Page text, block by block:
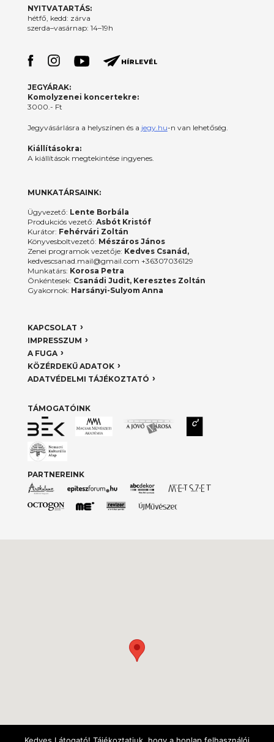
NYITVATARTÁS:
hétfő, kedd: zárva
szerda–vasárnap: 14–19h
JEGYÁRAK:
Komolyzenei koncertekre:
3000.- Ft
Jegyvásárlásra a helyszínen és a jegy.hu-n van lehetőség.
Kiállításokra:
A kiállítások megtekintése ingyenes.
MUNKATÁRSAINK:
Ügyvezető: Lente Borbála
Produkciós vezető: Asbót Kristóf
Kurátor: Fehérvári Zoltán
Könyvesboltvezető: Mészáros János
Zenei programok vezetője: Kedves Csanád,
kedvescsanad.mail@gmail.com +36307036129
Munkatárs: Korosa Petra
Önkéntesek: Csanádi Judit, Keresztes Zoltán
Gyakornok: Harsányi-Sulyom Anna
KAPCSOLAT
IMPRESSZUM
A FUGA
KÖZÉRDEKŰ ADATOK
ADATVÉDELMI TÁJÉKOZTATÓ
TÁMOGATÓINK
PARTNEREINK